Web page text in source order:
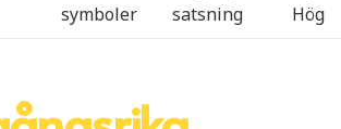
symboler
satsning
Hög